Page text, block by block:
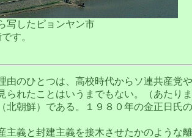
写したピョンヤン市
す。
のひとつは、高校時代からソ連共産党
れたことはいうまでもない。（あたりま
朝鮮）である。１９８０年の金正日氏
義と封建主義を接木させたかのような